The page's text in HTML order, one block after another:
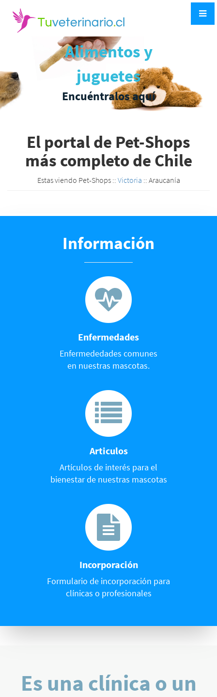
Alimentos y
juguetes
Encuéntralos aquí
El portal de Pet-Shops
más completo de Chile
Estas viendo Pet-Shops :: Victoria :: Araucanía
Información
Enfermedades
Enfermededades comunes
en nuestras mascotas.
Articulos
Artículos de interés para el
bienestar de nuestras mascotas
Incorporación
Formulario de incorporación para
clínicas o profesionales
Es una clínica o un